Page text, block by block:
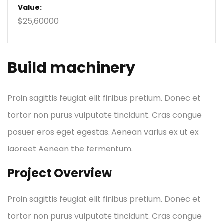
Value:
$25,60000
Build machinery
Proin sagittis feugiat elit finibus pretium. Donec et
tortor non purus vulputate tincidunt. Cras congue
posuer eros eget egestas. Aenean varius ex ut ex
laoreet Aenean the fermentum.
Project Overview
Proin sagittis feugiat elit finibus pretium. Donec et
tortor non purus vulputate tincidunt. Cras congue